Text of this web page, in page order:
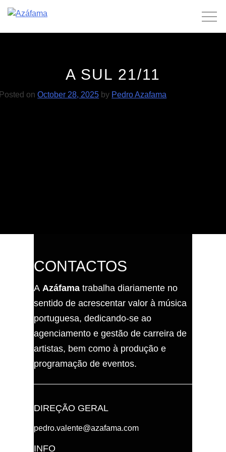
A SUL 21/11
onOctober 28, 2025 by Pedro Azafama
CONTACTOS
A Azáfama trabalha diariamente no
sentido de acrescentar valor à música
portuguesa, dedicando-se ao
agenciamento e gestão de carreira de
artistas, bem como à produção e
programação de eventos.
DIREÇÃO GERAL
pedro.valente@azafama.com
INFO